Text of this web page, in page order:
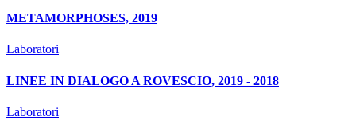
METAMORPHOSES, 2019
Laboratori
LINEE IN DIALOGO A ROVESCIO, 2019 - 2018
Laboratori